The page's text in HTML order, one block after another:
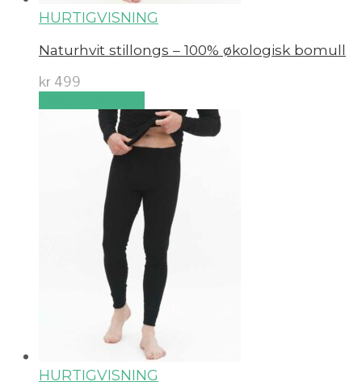
HURTIGVISNING
Naturhvit stillongs – 100% økologisk bomull
kr 499
HURTIGVISNING